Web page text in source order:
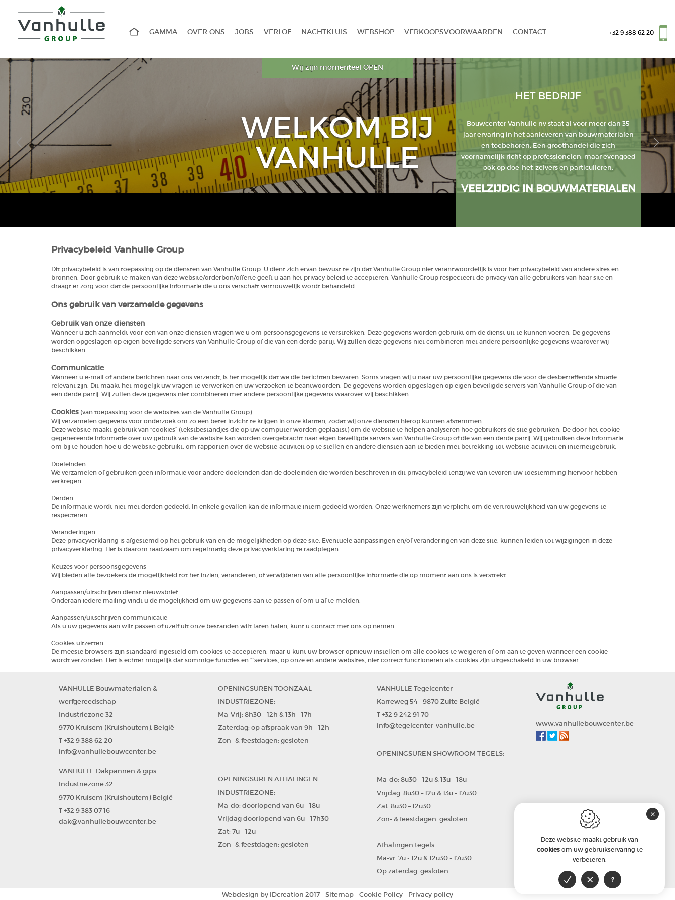
GAMMA OVER ONS JOBS VERLOF NACHTKLUIS WEBSHOP VERKOOPSVOORWAARDEN CONTACT +32 9 388 62 20
Wij zijn momenteel OPEN
WELKOM BIJ
VANHULLE
HET BEDRIJF
Bouwcenter Vanhulle nv staat al voor meer dan 35
jaar ervaring in het aanleveren van bouwmaterialen
en toebehoren. Een groothandel die zich
voornamelijk richt op professionelen, maar evengoed
ook op doe-het-zelvers en particulieren.
VEELZIJDIG IN BOUWMATERIALEN
Privacybeleid Vanhulle Group
Dit privacybeleid is van toepassing op de diensten van Vanhulle Group. U dient zich ervan bewust te zijn dat Vanhulle Group niet verantwoordelijk is voor het privacybeleid van andere sites en
bronnen. Door gebruik te maken van deze website/orderbon/offerte geeft u aan het privacy beleid te accepteren. Vanhulle Group respecteert de privacy van alle gebruikers van haar site en
draagt er zorg voor dat de persoonlijke informatie die u ons verschaft vertrouwelijk wordt behandeld.
Ons gebruik van verzamelde gegevens
Gebruik van onze diensten
Wanneer u zich aanmeldt voor een van onze diensten vragen we u om persoonsgegevens te verstrekken. Deze gegevens worden gebruikt om de dienst uit te kunnen voeren. De gegevens
worden opgeslagen op eigen beveiligde servers van Vanhulle Group of die van een derde partij. Wij zullen deze gegevens niet combineren met andere persoonlijke gegevens waarover wij
beschikken.
Communicatie
Wanneer u e-mail of andere berichten naar ons verzendt, is het mogelijk dat we die berichten bewaren. Soms vragen wij u naar uw persoonlijke gegevens die voor de desbetreffende situatie
relevant zijn. Dit maakt het mogelijk uw vragen te verwerken en uw verzoeken te beantwoorden. De gegevens worden opgeslagen op eigen beveiligde servers van Vanhulle Group of die van
een derde partij. Wij zullen deze gegevens niet combineren met andere persoonlijke gegevens waarover wij beschikken.
Cookies (van toepassing voor de websites van de Vanhulle Group)
Wij verzamelen gegevens voor onderzoek om zo een beter inzicht te krijgen in onze klanten, zodat wij onze diensten hierop kunnen afstemmen.
Deze website maakt gebruik van “cookies” (tekstbestandjes die op uw computer worden geplaatst) om de website te helpen analyseren hoe gebruikers de site gebruiken. De door het cookie
gegenereerde informatie over uw gebruik van de website kan worden overgebracht naar eigen beveiligde servers van Vanhulle Group of die van een derde partij. Wij gebruiken deze informatie
om bij te houden hoe u de website gebruikt, om rapporten over de website-activiteit op te stellen en andere diensten aan te bieden met betrekking tot website-activiteit en internetgebruik.
Doeleinden
We verzamelen of gebruiken geen informatie voor andere doeleinden dan de doeleinden die worden beschreven in dit privacybeleid tenzij we van tevoren uw toestemming hiervoor hebben
verkregen.
Derden
De informatie wordt niet met derden gedeeld. In enkele gevallen kan de informatie intern gedeeld worden. Onze werknemers zijn verplicht om de vertrouwelijkheid van uw gegevens te
respecteren.
Veranderingen
Deze privacyverklaring is afgestemd op het gebruik van en de mogelijkheden op deze site. Eventuele aanpassingen en/of veranderingen van deze site, kunnen leiden tot wijzigingen in deze
privacyverklaring. Het is daarom raadzaam om regelmatig deze privacyverklaring te raadplegen.
Keuzes voor persoonsgegevens
Wij bieden alle bezoekers de mogelijkheid tot het inzien, veranderen, of verwijderen van alle persoonlijke informatie die op moment aan ons is verstrekt.
Aanpassen/uitschrijven dienst nieuwsbrief
Onderaan iedere mailing vindt u de mogelijkheid om uw gegevens aan te passen of om u af te melden.
Aanpassen/uitschrijven communicatie
Als u uw gegevens aan wilt passen of uzelf uit onze bestanden wilt laten halen, kunt u contact met ons op nemen.
Cookies uitzetten
De meeste browsers zijn standaard ingesteld om cookies te accepteren, maar u kunt uw browser opnieuw instellen om alle cookies te weigeren of om aan te geven wanneer een cookie
wordt verzonden. Het is echter mogelijk dat sommige functies en ”“services, op onze en andere websites, niet correct functioneren als cookies zijn uitgeschakeld in uw browser.
VANHULLE Bouwmaterialen &
werfgereedschap
Industriezone 32
9770 Kruisem (Kruishoutem), België
T +32 9 388 62 20
info@vanhullebouwcenter.be
VANHULLE Dakpannen & gips
Industriezone 32
9770 Kruisem (Kruishoutem) België
T +32 9 383 07 16
dak@vanhullebouwcenter.be
OPENINGSUREN TOONZAAL
INDUSTRIEZONE:
Ma-Vrij: 8h30 - 12h & 13h - 17h
Zaterdag: op afspraak van 9h - 12h
Zon- & feestdagen: gesloten
OPENINGSUREN AFHALINGEN
INDUSTRIEZONE:
Ma-do: doorlopend van 6u – 18u
Vrijdag doorlopend van 6u – 17h30
Zat: 7u – 12u
Zon- & feestdagen: gesloten
VANHULLE Tegelcenter
Karreweg 54 -9870 Zulte België
T+32 9 242 91 70
info@tegelcenter-vanhulle.be
OPENINGSUREN SHOWROOM TEGELS:
Ma-do: 8u30 – 12u & 13u - 18u
Vrijdag: 8u30 – 12u & 13u - 17u30
Zat: 8u30 – 12u30
Zon- & feestdagen: gesloten
Afhalingen tegels:
Ma-vr: 7u - 12u & 12u30 - 17u30
Op zaterdag: gesloten
www.vanhullebouwcenter.be
Webdesign by IDcreation 2017- Sitemap- Cookie Policy- Privacy policy
Deze website maakt gebruik van
cookiesom uw gebruikservaring te
verbeteren.